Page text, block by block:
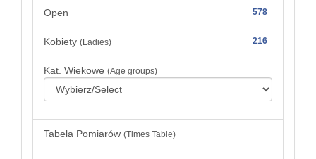
Open 578
Kobiety (Ladies) 216
Kat. Wiekowe (Age groups)
Tabela Pomiarów (Times Table)